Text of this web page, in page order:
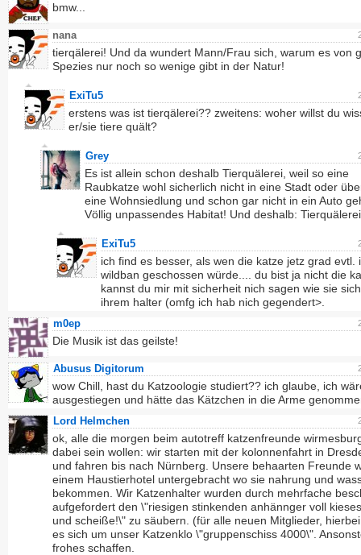
bmw...
nana
tierqälerei! Und da wundert Mann/Frau sich, warum es von
Spezies nur noch so wenige gibt in der Natur!
ExiTu5
erstens was ist tierqälerei?? zweitens: woher willst du
er/sie tiere quält?
Grey
Es ist allein schon deshalb Tierquälerei, weil so eine
Raubkatze wohl sicherlich nicht in eine Stadt oder
eine Wohnsiedlung und schon gar nicht in ein Auto
Völlig unpassendes Habitat! Und deshalb:
ExiTu5
ich find es besser, als wen die katze jetz grad evtl.
wildban geschossen würde.... du bist ja nicht die
kannst du mir mit sicherheit nich sagen wie sie
ihrem halter (omfg ich hab nich gegendert>.
m0ep
Die Musik ist das geilste!
Abusus Digitorum
wow Chill, hast du Katzoologie studiert?? ich glaube, ich
ausgestiegen und hätte das Kätzchen in die Arme
Lord Helmchen
ok, alle die morgen beim autotreff katzenfreunde
dabei sein wollen: wir starten mit der kolonnenfahrt in
und fahren bis nach Nürnberg. Unsere behaarten Freunde
einem Haustierhotel untergebracht wo sie nahrung und
bekommen. Wir Katzenhalter wurden durch mehrfache
aufgefordert den \"riesigen stinkenden anhännger voll
und scheiße!\" zu säubern. (für alle neuen Mitglieder,
es sich um unser Katzenklo \"gruppenschiss 4000\".
frohes schaffen.